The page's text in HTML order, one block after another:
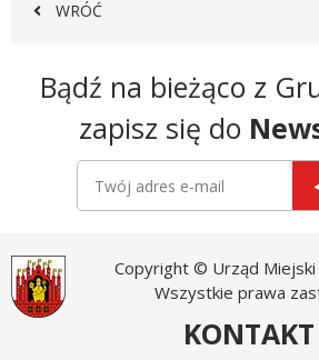
WRÓĆ
Newsletter
Bądź na bieżąco z
zapisz się do
Copyright © Urząd Miejski
Wszystkie prawa
KONTAKT